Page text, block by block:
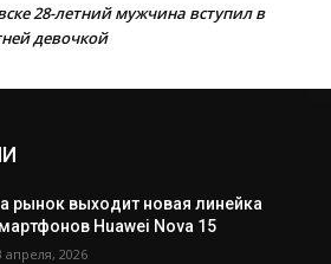
28-летний мужчина вступил в
девочкой
рынок выходит новая линейка
Huawei Nova 15
апреля, 2026